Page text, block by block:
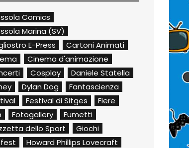
Comics
Marina (SV)
E-Press
Cartoni Animati
Cinema d'animazione
Cosplay
Daniele Statella
Dylan Dog
Fantascienza
Festival di Sitges
Fiere
Fotogallery
Fumetti
dello Sport
Giochi
Howard Phillips Lovecraft